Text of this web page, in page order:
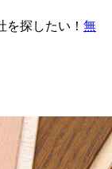
探したい！ 無